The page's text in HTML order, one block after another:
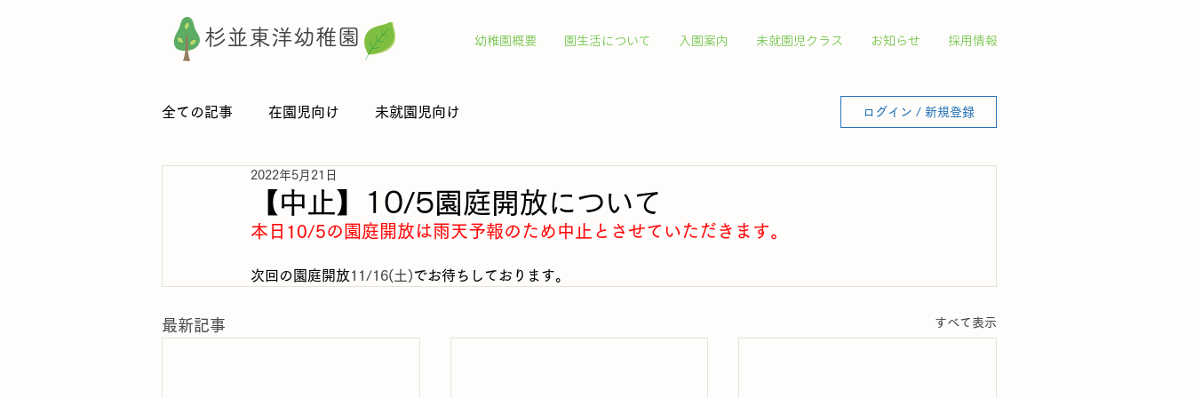
杉並東洋幼稚園 幼稚園概要 園生活について 入園案内 未就園児クラス お知らせ 採用情報
全ての記事 在園児向け 未就園児向け ログイン / 新規登録
【中止】10/5園庭開放について
2022年5月21日
本日10/5の園庭開放は雨天予報のため中止とさせていただきます。
次回の園庭開放11/16(土)でお待ちしております。
最新記事 すべて表示